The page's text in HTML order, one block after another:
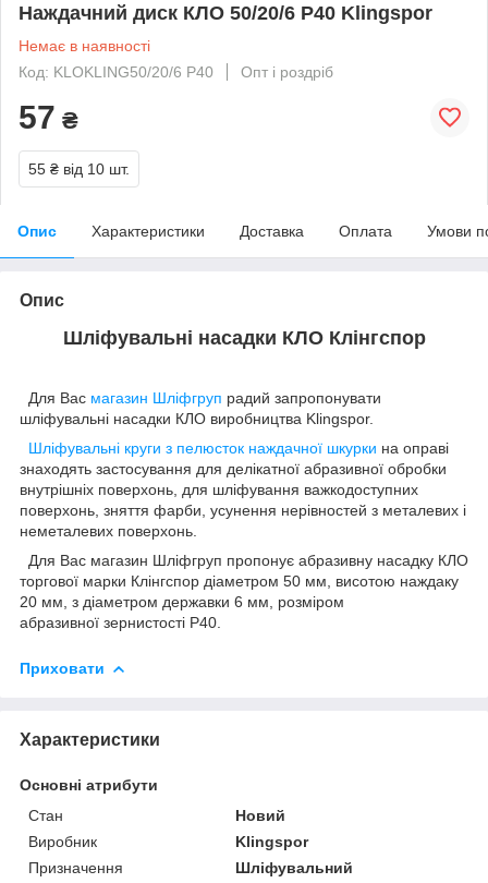
Наждачний диск КЛО 50/20/6 Р40 Klingspor
Немає в наявності
Код: KLOKLING50/20/6 P40
Опт і роздріб
57 ₴
55 ₴ від 10 шт.
Опис Характеристики Доставка Оплата Умови
Опис
Шліфувальні насадки КЛО Клінгспор
Для Вас магазин Шліфгруп радий запропонувати
шліфувальні насадки КЛО виробництва Klingspor.
Шліфувальні круги з пелюсток наждачної шкурки на оправі
знаходять застосування для делікатної абразивної обробки
внутрішніх поверхонь, для шліфування важкодоступних
поверхонь, зняття фарби, усунення нерівностей з металевих і
неметалевих поверхонь.
Для Вас магазин Шліфгруп пропонує абразивну насадку КЛО
торгової марки Клінгспор діаметром 50 мм, висотою наждаку
20 мм, з діаметром державки 6 мм, розміром
абразивної зернистості Р40.
Приховати
Характеристики
Основні атрибути
Стан
Новий
Виробник
Klingspor
Призначення
Шліфувальний